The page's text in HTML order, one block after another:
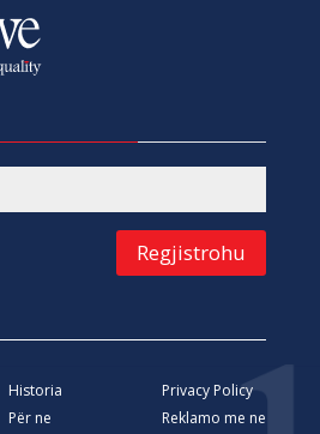
Regjistrohu
Historia
Për ne
Privacy Policy
Reklamo me ne